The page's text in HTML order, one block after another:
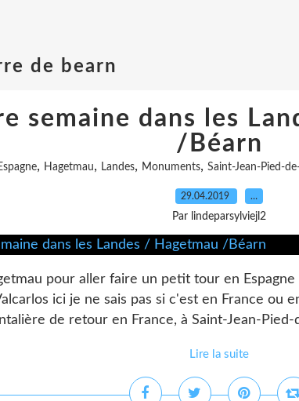
de bearn
semaine dans les
/Béarn
, Hagetmau, Landes, Monuments, Saint-Jean-Pied-
29.04.2019 …
Par lindeparsylviejl2
pour aller faire un petit tour en
ici je ne sais pas si c'est en France ou
de retour en France, à Saint-Jean-Pied-
Lire la suite